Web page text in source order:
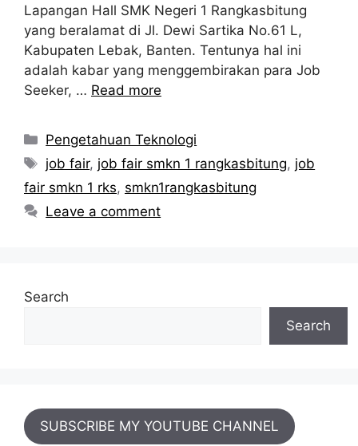
Lapangan Hall SMK Negeri 1 Rangkasbitung
yang beralamat di Jl. Dewi Sartika No.61 L,
Kabupaten Lebak, Banten. Tentunya hal ini
adalah kabar yang menggembirakan para Job
Seeker, … Read more
Categories
Pengetahuan Teknologi
Tags
job fair, job fair smkn 1 rangkasbitung, job
fair smkn 1 rks, smkn1rangkasbitung
Leave a comment
Search
Search
SUBSCRIBE MY YOUTUBE CHANNEL